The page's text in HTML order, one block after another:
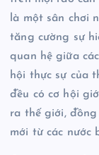
là một sân chơi
tăng cường sự
quan hệ giữa
hội thực sự của
đều có cơ hội
ra thế giới,
mới từ các nước